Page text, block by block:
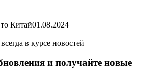
Китай01.08.2024
в курсе новостей
и получайте новые